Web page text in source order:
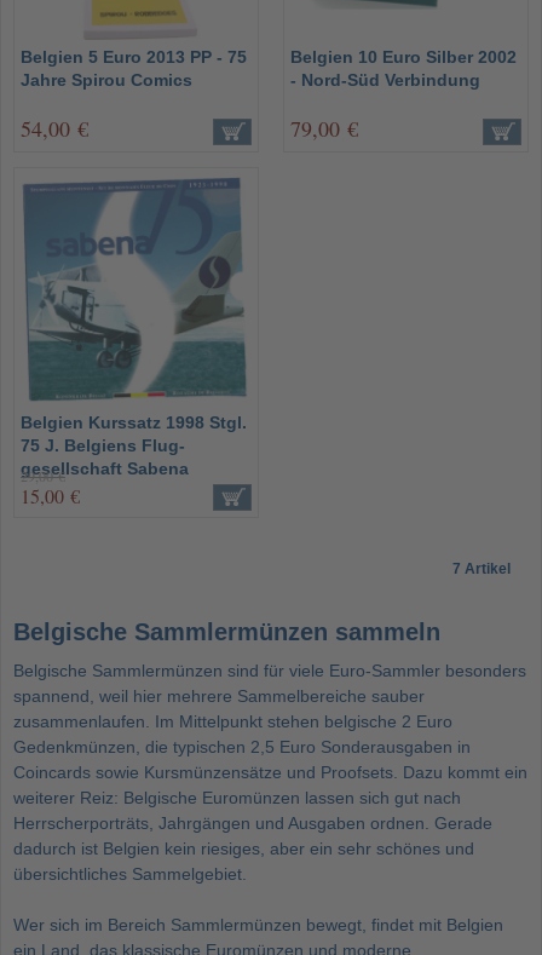
Belgien 5 Euro 2013 PP - 75
Jahre Spirou Comics
54,00 €
Belgien 10 Euro Silber 2002
- Nord-Süd Verbindung
79,00 €
Belgien Kurssatz 1998 Stgl.
75 J. Belgiens Flug-
gesellschaft Sabena
29,00 €
15,00 €
7 Artikel
Belgische Sammlermünzen sammeln
Belgische Sammlermünzen sind für viele Euro-Sammler besonders
spannend, weil hier mehrere Sammelbereiche sauber
zusammenlaufen. Im Mittelpunkt stehen belgische 2 Euro
Gedenkmünzen, die typischen 2,5 Euro Sonderausgaben in
Coincards sowie Kursmünzensätze und Proofsets. Dazu kommt ein
weiterer Reiz: Belgische Euromünzen lassen sich gut nach
Herrscherporträts, Jahrgängen und Ausgaben ordnen. Gerade
dadurch ist Belgien kein riesiges, aber ein sehr schönes und
übersichtliches Sammelgebiet.
Wer sich im Bereich Sammlermünzen bewegt, findet mit Belgien
ein Land, das klassische Euromünzen und moderne